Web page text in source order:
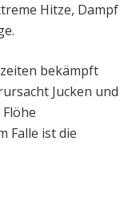
Hitze, Dampf
bekämpft
Jucken und
Falle ist die